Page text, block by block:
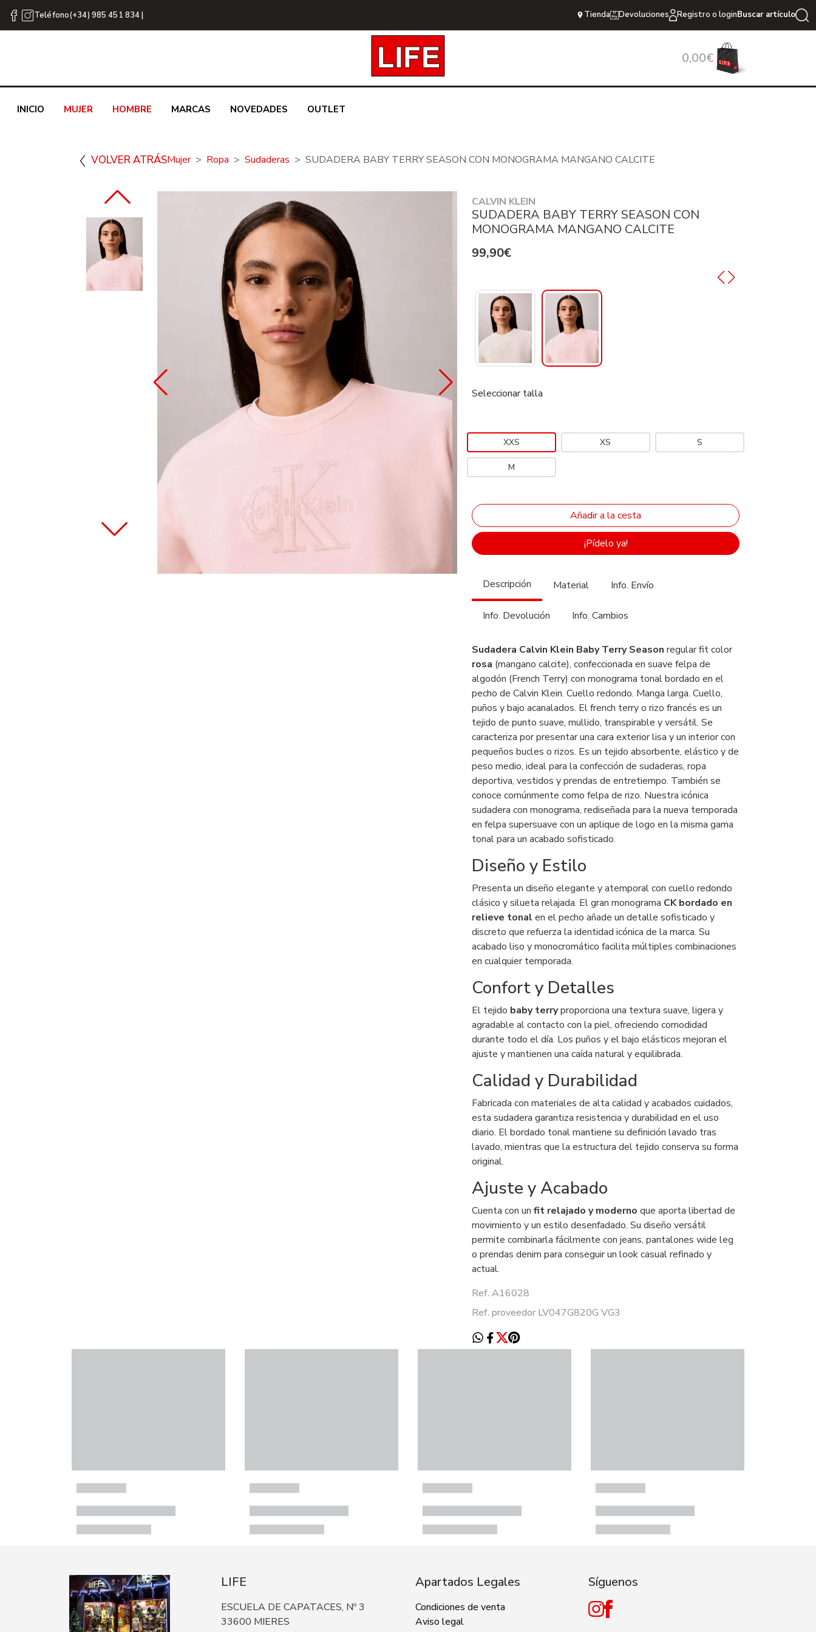
Teléfono(+34) 985 451 834 | Tienda Devoluciones Registro o loginBuscar artículo
0,00€
INICIO MUJER HOMBRE MARCAS NOVEDADES OUTLET
VOLVER ATRÁSMujer Ropa Sudaderas SUDADERA BABY TERRY SEASON CON MONOGRAMA MANGANO CALCITE
CALVIN KLEIN
SUDADERA BABY TERRY SEASON CON
MONOGRAMA MANGANO CALCITE
99,90€
Seleccionar talla
XXS XS S
M
¡Pídelo ya!
Descripción Material Info. Envío
Info. Devolución Info. Cambios
Sudadera Calvin Klein Baby Terry Season regular fit color
rosa (mangano calcite), confeccionada en suave felpa de
algodón (French Terry) con monograma tonal bordado en el
pecho de Calvin Klein. Cuello redondo. Manga larga. Cuello,
puños y bajo acanalados. El french terry o rizo francés es un
tejido de punto suave, mullido, transpirable y versátil. Se
caracteriza por presentar una cara exterior lisa y un interior con
pequeños bucles o rizos. Es un tejido absorbente, elástico y de
peso medio, ideal para la confección de sudaderas, ropa
deportiva, vestidos y prendas de entretiempo. También se
conoce comúnmente como felpa de rizo. Nuestra icónica
sudadera con monograma, rediseñada para la nueva temporada
en felpa supersuave con un aplique de logo en la misma gama
tonal para un acabado sofisticado.
Diseño y Estilo
Presenta un diseño elegante y atemporal con cuello redondo
clásico y silueta relajada. El gran monograma CK bordado en
relieve tonal en el pecho añade un detalle sofisticado y
discreto que refuerza la identidad icónica de la marca. Su
acabado liso y monocromático facilita múltiples combinaciones
en cualquier temporada.
Confort y Detalles
El tejido baby terryproporciona una textura suave, ligera y
agradable al contacto con la piel, ofreciendo comodidad
durante todo el día. Los puños y el bajo elásticos mejoran el
ajuste y mantienen una caída natural y equilibrada.
Calidad y Durabilidad
Fabricada con materiales de alta calidad y acabados cuidados,
esta sudadera garantiza resistencia y durabilidad en el uso
diario. El bordado tonal mantiene su definición lavado tras
lavado, mientras que la estructura del tejido conserva su forma
original.
Ajuste y Acabado
Cuenta con un fit relajado y moderno que aporta libertad de
movimiento y un estilo desenfadado. Su diseño versátil
permite combinarla fácilmente con jeans, pantalones wide leg
o prendas denim para conseguir un look casual refinado y
actual.
Ref. A16028
Ref. proveedor LV047G820G VG3
LIFE
ESCUELA DE CAPATACES, Nº 3
33600 MIERES
Apartados Legales
Condiciones de venta
Aviso legal
Síguenos